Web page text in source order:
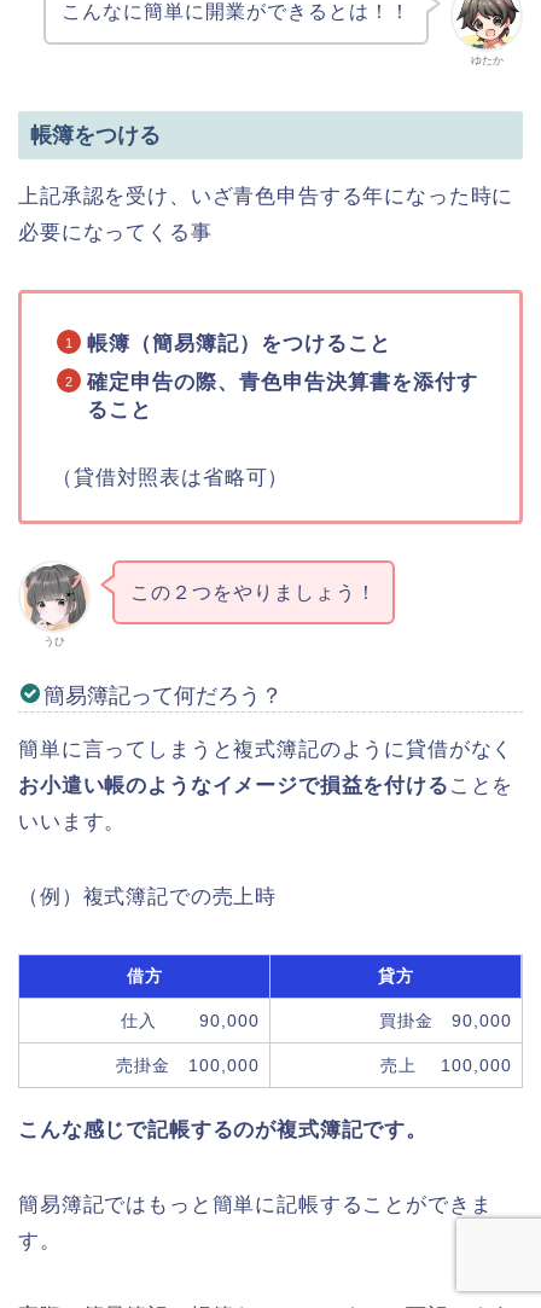
ゆたか
こんなに簡単に開業ができるとは！！
帳簿をつける
上記承認を受け、いざ青色申告する年になった時に
必要になってくる事
帳簿（簡易簿記）をつけること
確定申告の際、青色申告決算書を添付す
ること
（貸借対照表は省略可）
うひ
この２つをやりましょう！
簡易簿記って何だろう？
簡単に言ってしまうと複式簿記のように貸借がなく
お小遣い帳のようなイメージで損益を付ける ことを
いいます。
（例）複式簿記での売上時
借方 貸方
仕入 90,000 買掛金 90,000
売掛金 100,000 売上 100,000
こんな感じで記帳するのが複式簿記です。
簡易簿記ではもっと簡単に記帳することができま
す。